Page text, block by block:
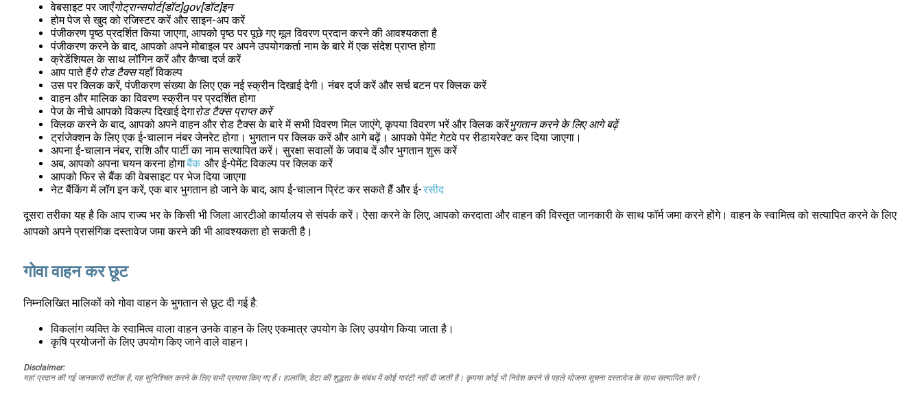
वेबसाइट पर जाएँगोट्रान्सपोर्ट[डॉट]gov[डॉट]इन
होम पेज से खुद को रजिस्टर करें और साइन-अप करें
पंजीकरण पृष्ठ प्रदर्शित किया जाएगा, आपको पृष्ठ पर पूछे गए मूल विवरण प्रदान करने की आवश्यकता है
पंजीकरण करने के बाद, आपको अपने मोबाइल पर अपने उपयोगकर्ता नाम के बारे में एक संदेश प्राप्त होगा
क्रेडेंशियल के साथ लॉगिन करें और कैप्चा दर्ज करें
आप पाते हैंपे रोड टैक्सयहाँ विकल्प
उस पर क्लिक करें, पंजीकरण संख्या के लिए एक नई स्क्रीन दिखाई देगी। नंबर दर्ज करें और सर्च बटन पर क्लिक करें
वाहन और मालिक का विवरण स्क्रीन पर प्रदर्शित होगा
पेज के नीचे आपको विकल्प दिखाई देगारोड टैक्स प्राप्त करें
क्लिक करने के बाद, आपको अपने वाहन और रोड टैक्स के बारे में सभी विवरण मिल जाएंगे, कृपया विवरण भरें और क्लिक करेंभुगतान करने के लिए आगे बढ़ें
ट्रांजेक्शन के लिए एक ई-चालान नंबर जेनरेट होगा। भुगतान पर क्लिक करें और आगे बढ़ें। आपको पेमेंट गेटवे पर रीडायरेक्ट कर दिया जाएगा।
अपना ई-चालान नंबर, राशि और पार्टी का नाम सत्यापित करें। सुरक्षा सवालों के जवाब दें और भुगतान शुरू करें
अब, आपको अपना चयन करना होगाबैंक और ई-पेमेंट विकल्प पर क्लिक करें
आपको फिर से बैंक की वेबसाइट पर भेज दिया जाएगा
नेट बैंकिंग में लॉग इन करें, एक बार भुगतान हो जाने के बाद, आप ई-चालान प्रिंट कर सकते हैं और ई-रसीद
दूसरा तरीका यह है कि आप राज्य भर के किसी भी जिला आरटीओ कार्यालय से संपर्क करें। ऐसा करने के लिए, आपको करदाता और वाहन की विस्तृत जानकारी के साथ फॉर्म जमा करने होंगे। वाहन के स्वामित्व को सत्यापित करने के लिए
आपको अपने प्रासंगिक दस्तावेज जमा करने की भी आवश्यकता हो सकती है।
गोवा वाहन कर छूट
निम्नलिखित मालिकों को गोवा वाहन के भुगतान से छूट दी गई है:
विकलांग व्यक्ति के स्वामित्व वाला वाहन उनके वाहन के लिए एकमात्र उपयोग के लिए उपयोग किया जाता है।
कृषि प्रयोजनों के लिए उपयोग किए जाने वाले वाहन।
Disclaimer:
यहां प्रदान की गई जानकारी सटीक है, यह सुनिश्चित करने के लिए सभी प्रयास किए गए हैं। हालांकि, डेटा की शुद्धता के संबंध में कोई गारंटी नहीं दी जाती है। कृपया कोई भी निवेश करने से पहले योजना सूचना दस्तावेज के साथ सत्यापित करें।